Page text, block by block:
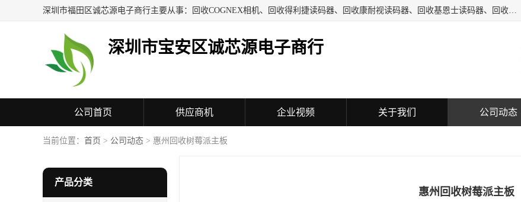
深圳市福田区诚芯源电子商行主要从事：回收COGNEX相机、回收得利捷读码器、回收康耐视读码器、回收基恩士读码器、回收工业自动化设备、机械设备及配件、机电设备及配件、通讯设备、可编程控制器、模块、触摸屏、工业相机、镜头、传感器、放大器、读码器、加密狗等回收业务。
深圳市宝安区诚芯源电子商行
公司首页 供应商机 企业视频 关于我们 公司动态
联系方式
当前位置： 首页 > 公司动态 > 惠州回收树莓派主板
产品分类
惠州回收树莓派主板